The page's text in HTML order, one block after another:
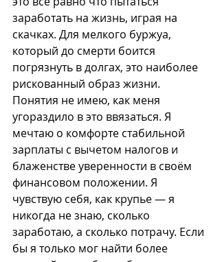
заработать на жизнь, играя на
скачках. Для мелкого буржуа,
который до смерти боится
погрязнуть в долгах, это наиболее
рискованный образ жизни.
Понятия не имею, как меня
угораздило в это ввязаться. Я
мечтаю о комфорте стабильной
зарплаты с вычетом налогов и
блаженстве уверенности в своём
финансовом положении. Я
чувствую себя, как крупье — я
никогда не знаю, сколько
заработаю, а сколько потрачу. Если
бы я только мог найти более